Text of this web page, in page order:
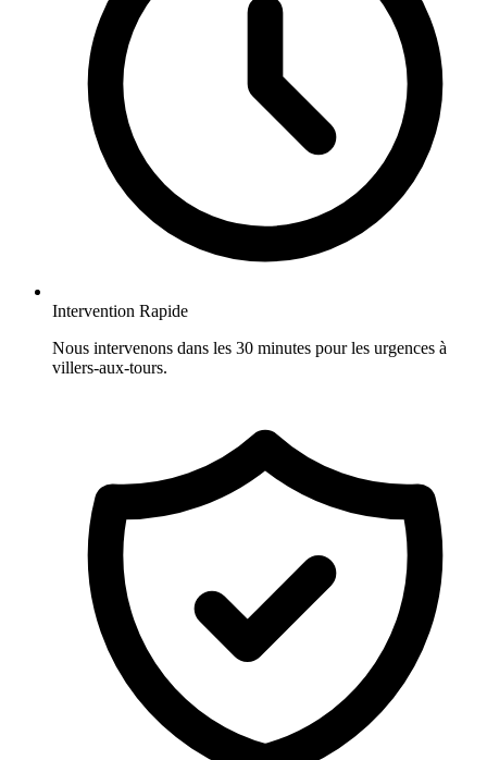
Intervention Rapide
Nous intervenons dans les 30 minutes pour les urgences à
villers-aux-tours.